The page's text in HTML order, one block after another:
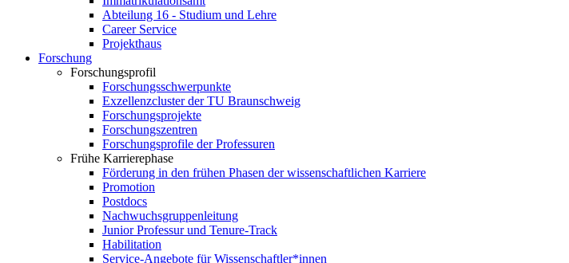
Abteilung 16 - Studium und Lehre
Career Service
Projekthaus
Forschung
Forschungsprofil
Forschungsschwerpunkte
Exzellenzcluster der TU Braunschweig
Forschungsprojekte
Forschungszentren
Forschungsprofile der Professuren
Frühe Karrierephase
Förderung in den frühen Phasen der wissenschaftlichen Karriere
Promotion
Postdocs
Nachwuchsgruppenleitung
Junior Professur und Tenure-Track
Habilitation
Service-Angebote für Wissenschaftler*innen